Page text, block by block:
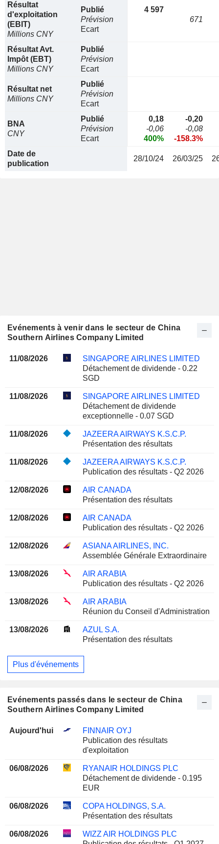
Résultat
d'exploitation
(EBIT)
Millions CNY
Publié
Prévision
Ecart
4 597
671
Résultat Avt.
Impôt (EBT)
Millions CNY
Publié
Prévision
Ecart
Résultat net
Millions CNY
Publié
Prévision
Ecart
BNA
CNY
Publié
Prévision
Ecart
0,18
-0,06
400%
-0,20
-0,08
-158.3%
Date de
publication
28/10/24 26/03/25
Evénements à venir dans le secteur de China
Southern Airlines Company Limited
11/08/2026
SINGAPORE AIRLINES LIMITED
Détachement de dividende - 0.22
SGD
11/08/2026
SINGAPORE AIRLINES LIMITED
Détachement de dividende
exceptionnelle - 0.07 SGD
11/08/2026
JAZEERA AIRWAYS K.S.C.P.
Présentation des résultats
11/08/2026
JAZEERA AIRWAYS K.S.C.P.
Publication des résultats - Q2 2026
12/08/2026
AIR CANADA
Présentation des résultats
12/08/2026
AIR CANADA
Publication des résultats - Q2 2026
12/08/2026
ASIANA AIRLINES, INC.
Assemblée Générale Extraordinaire
13/08/2026
AIR ARABIA
Publication des résultats - Q2 2026
13/08/2026
AIR ARABIA
Réunion du Conseil d'Administration
13/08/2026
AZUL S.A.
Présentation des résultats
Plus d'événements
Evénements passés dans le secteur de China
Southern Airlines Company Limited
Aujourd'hui
FINNAIR OYJ
Publication des résultats
d'exploitation
06/08/2026
RYANAIR HOLDINGS PLC
Détachement de dividende - 0.195
EUR
06/08/2026
COPA HOLDINGS, S.A.
Présentation des résultats
06/08/2026
WIZZ AIR HOLDINGS PLC